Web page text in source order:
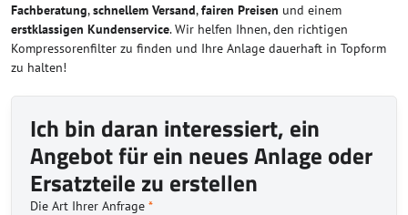
Fachberatung,schnellem Versand,fairen Preisen und einem
erstklassigen Kundenservice. Wir helfen Ihnen, den richtigen
Kompressorenfilter zu finden und Ihre Anlage dauerhaft in Topform
zu halten!
Ich bin daran interessiert, ein
Angebot für ein neues Anlage oder
Ersatzteile zu erstellen
Die Art Ihrer Anfrage *